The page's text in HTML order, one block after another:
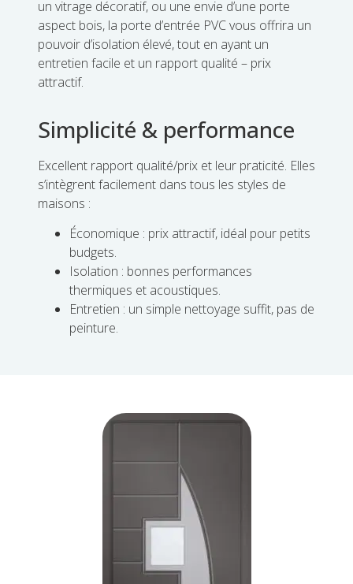
un vitrage décoratif, ou une envie d’une porte
aspect bois, la porte d’entrée PVC vous offrira un
pouvoir d’isolation élevé, tout en ayant un
entretien facile et un rapport qualité – prix
attractif.
Simplicité & performance
Excellent rapport qualité/prix et leur praticité. Elles
s’intègrent facilement dans tous les styles de
maisons :
Économique : prix attractif, idéal pour petits
budgets.
Isolation : bonnes performances
thermiques et acoustiques.
Entretien : un simple nettoyage suffit, pas de
peinture.